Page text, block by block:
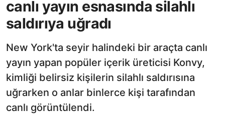
canlı yayın esnasında silahlı
saldırıya uğradı
New York'ta seyir halindeki bir araçta canlı
yayın yapan popüler içerik üreticisi Konvy,
kimliği belirsiz kişilerin silahlı saldırısına
uğrarken o anlar binlerce kişi tarafından
canlı görüntülendi.